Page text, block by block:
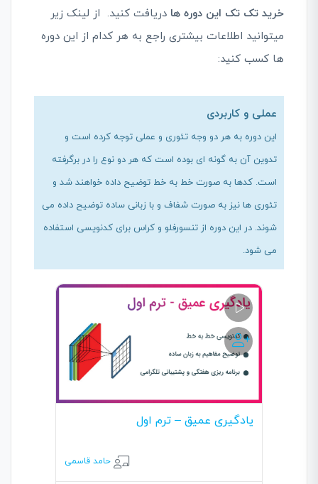
خرید تک تک این دوره ها دریافت کنید. از لینک زیر
میتوانید اطلاعات بیشتری راجع به هر کدام از این دوره
ها کسب کنید:
عملی و کاربردی
این دوره به هر دو وجه تئوری و عملی توجه کرده است و
تدوین آن به گونه ای بوده است که هر دو نوع را در برگرفته
است. کدها به صورت خط به خط توضیح داده خواهند شد و
تئوری ها نیز به صورت شفاف و با زبانی ساده توضیح داده می
شوند. در این دوره از تنسورفلو و کراس برای کدنویسی استفاده
می شود.
یادگیری عمیق – ترم اول
حامد قاسمی